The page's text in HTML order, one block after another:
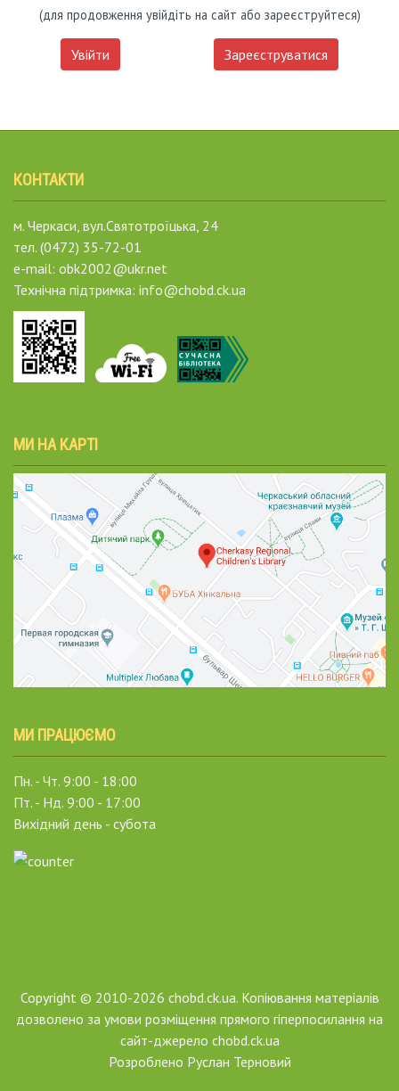
(для продовження увійдіть на сайт або зареєструйтеся)
Увійти Зареєструватися
КОНТАКТИ
м. Черкаси, вул.Святотроїцька, 24
тел. (0472) 35-72-01
e-mail: obk2002@ukr.net
Технічна підтримка: info@chobd.ck.ua
МИ НА КАРТІ
МИ ПРАЦЮЄМО
Пн. - Чт. 9:00 - 18:00
Пт. - Нд. 9:00 - 17:00
Вихідний день - субота
Copyright © 2010-2026 chobd.ck.ua. Копіювання матеріалів
дозволено за умови розміщення прямого гіперпосилання на
сайт-джерело chobd.ck.ua
Розроблено Руслан Терновий